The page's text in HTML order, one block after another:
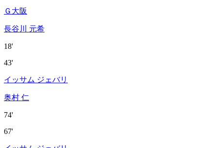
Ｇ大阪
長谷川 元希
18'
43'
イッサム ジェバリ
奥村 仁
74'
67'